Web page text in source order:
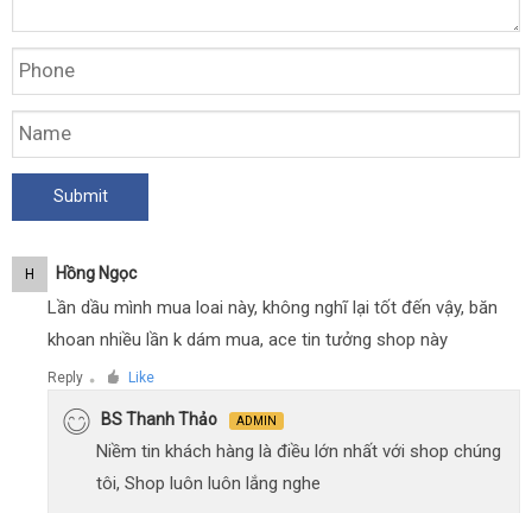
H Hồng Ngọc
Lần dầu mình mua loai này, không nghĩ lại tốt đến vậy, băn
khoan nhiều lần k dám mua, ace tin tưởng shop này
Reply ● Like
BS Thanh Thảo ADMIN
Niềm tin khách hàng là điều lớn nhất với shop chúng
tôi, Shop luôn luôn lắng nghe